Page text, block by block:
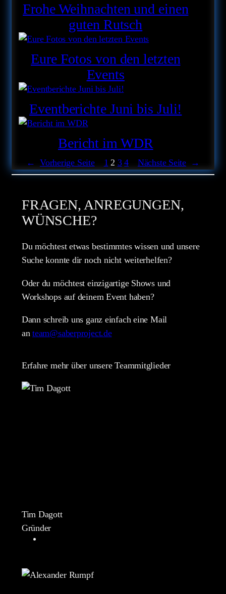
Frohe Weihnachten und einen
guten Rutsch
Eure Fotos von den letzten
Events
Eventberichte Juni bis Juli!
Bericht im WDR
← Vorherige Seite 1 2 3 4 Nächste Seite →
FRAGEN, ANREGUNGEN,
WÜNSCHE?
Du möchtest etwas bestimmtes wissen und unsere
Suche konnte dir noch nicht weiterhelfen?
Oder du möchtest einzigartige Shows und
Workshops auf deinem Event haben?
Dann schreib uns ganz einfach eine Mail
anteam@saberproject.de
Erfahre mehr über unsere Teammitglieder
Tim Dagott
Gründer